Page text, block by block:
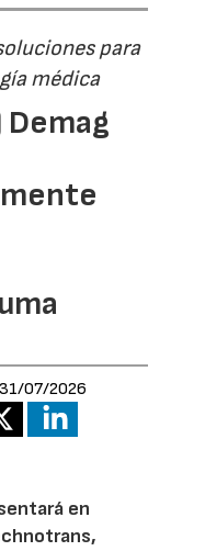
para
médica
31/07/2026
en